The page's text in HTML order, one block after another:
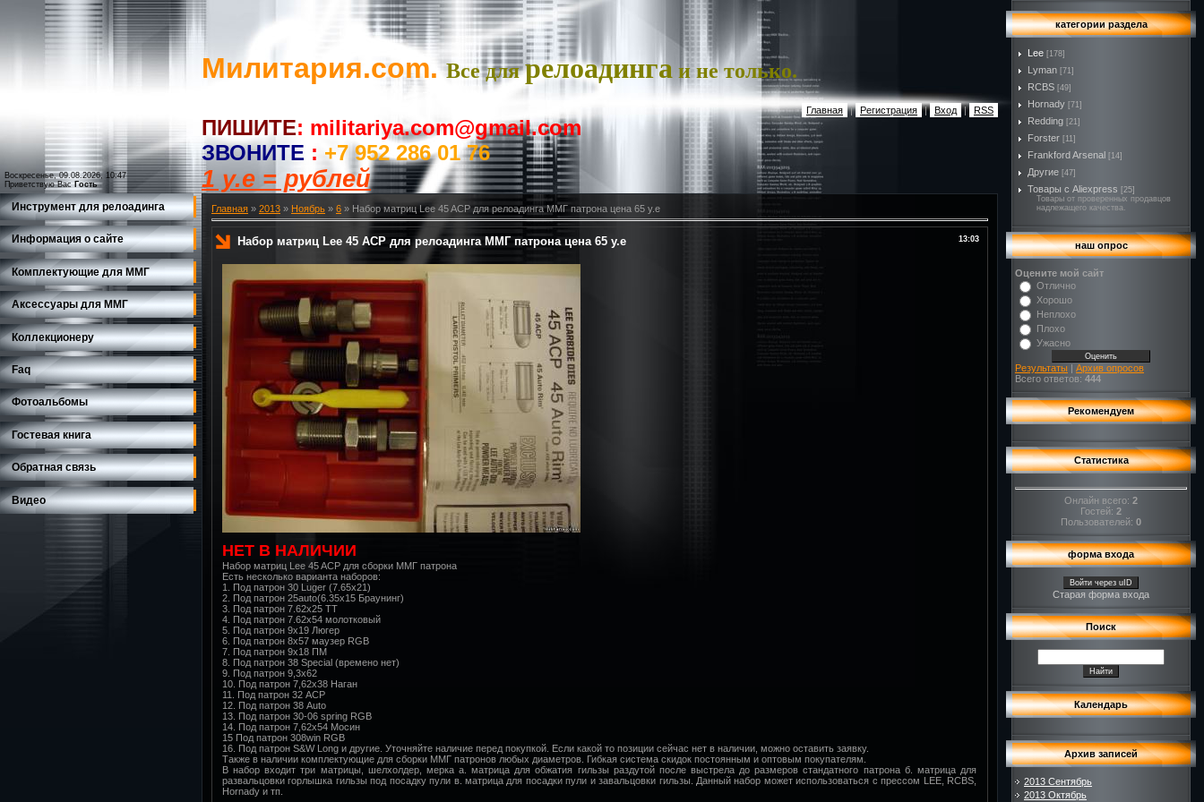
Воскресенье, 09.08.2026, 10:47
Приветствую Вас Гость
Милитария.com.Все длярелоадинга и не только.
Главная | Регистрация | Вход | RSS
ПИШИТЕ: militariya.com@gmail.com
ЗВОНИТЕ : +7 952 286 01 76
1 у.е = рублей
Инструмент для релоадинга
Информация о сайте
Комплектующие для ММГ
Аксессуары для ММГ
Коллекционеру
Faq
Фотоальбомы
Гостевая книга
Обратная связь
Видео
Главная » 2013 » Ноябрь » 6 » Набор матриц Lee 45 ACP для релоадинга ММГ патрона цена 65 у.е
13:03
Набор матриц Lee 45 ACP для релоадинга ММГ патрона цена 65 у.е
НЕТ В НАЛИЧИИ
Набор матриц Lee 45 ACP для сборки ММГ патрона
Есть несколько варианта наборов:
1. Под патрон 30 Luger (7.65х21)
2. Под патрон 25auto(6.35х15 Браунинг)
3. Под патрон 7.62х25 ТТ
4. Под патрон 7.62х54 молотковый
5. Под патрон 9х19 Люгер
6. Под патрон 8х57 маузер RGB
7. Под патрон 9х18 ПМ
8. Под патрон 38 Special (времено нет)
9. Под патрон 9,3х62
10. Под патрон 7,62х38 Наган
11. Под патрон 32 АСР
12. Под патрон 38 Auto
13. Под патрон 30-06 spring RGB
14. Под патрон 7,62х54 Мосин
15 Под патрон 308win RGB
16. Под патрон S&W Long и другие. Уточняйте наличие перед покупкой. Если какой то позиции сейчас нет в наличии, можно оставить заявку.
Также в наличии комплектующие для сборки ММГ патронов любых диаметров. Гибкая система скидок постоянным и оптовым покупателям.
В набор входит три матрицы, шелхолдер, мерка а. матрица для обжатия гильзы раздутой после выстрела до размеров стандатного патрона б. матрица для
развальцовки горлышка гильзы под посадку пули в. матрица для посадки пули и завальцовки гильзы. Данный набор может использоваться с прессом LEE, RCBS,
Hornady и тп.
категории раздела
Lee [178]
Lyman [71]
RCBS [49]
Hornady [71]
Redding [21]
Forster [11]
Frankford Arsenal [14]
Другие [47]
Товары с Aliexpress [25]
Товары от проверенных продавцов
надлежащего качества.
наш опрос
Оцените мой сайт
Отлично
Хорошо
Неплохо
Плохо
Ужасно
Результаты | Архив опросов
Всего ответов: 444
Рекомендуем
Статистика
Онлайн всего: 2
Гостей: 2
Пользователей: 0
форма входа
Войти через uID
Старая форма входа
Поиск
Календарь
Архив записей
2013 Сентябрь
2013 Октябрь